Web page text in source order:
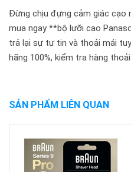
Đừng chịu đựng cảm giác cạo
mua ngay **bộ lưỡi cạo
trả lại sự tự tin và thoải mái
hãng 100%, kiểm tra hàng
SẢN PHẨM LIÊN QUAN